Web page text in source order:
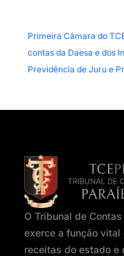
Primeira Câmara do
contas da Daesa e dos
Previdência de Juru e
O Tribunal de
exerce a função
receitas do estado